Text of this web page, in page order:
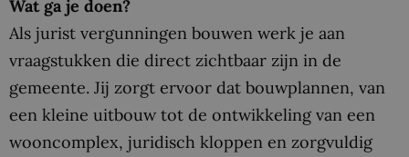
Wat ga je doen?
Als jurist vergunningen bouwen werk je aan
vraagstukken die direct zichtbaar zijn in de
gemeente. Jij zorgt ervoor dat bouwplannen, van
een kleine uitbouw tot de ontwikkeling van een
wooncomplex, juridisch kloppen en zorgvuldig